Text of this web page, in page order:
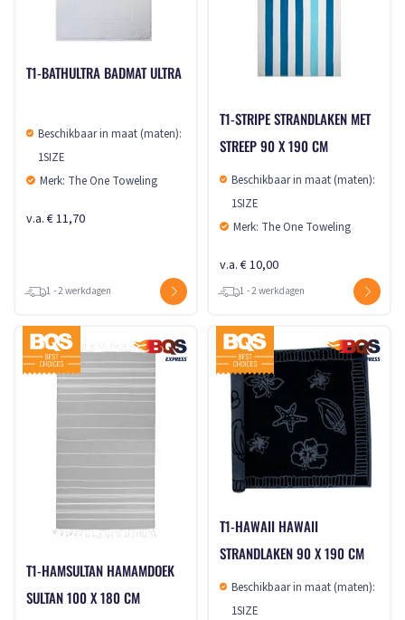
T1-BATHULTRA BADMAT ULTRA
Beschikbaar in maat (maten):
1SIZE
Merk: The One Toweling
v.a. € 11,70
1 - 2 werkdagen
T1-STRIPE STRANDLAKEN MET
STREEP 90 X 190 CM
Beschikbaar in maat (maten):
1SIZE
Merk: The One Toweling
v.a. € 10,00
1 - 2 werkdagen
T1-HAMSULTAN HAMAMDOEK
SULTAN 100 X 180 CM
T1-HAWAII HAWAII
STRANDLAKEN 90 X 190 CM
Beschikbaar in maat (maten):
1SIZE